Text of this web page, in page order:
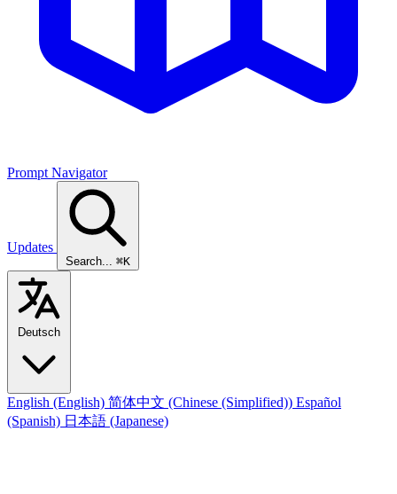
Prompt Navigator
Updates
Search... ⌘K
Deutsch
English (English) 简体中文 (Chinese (Simplified)) Español
(Spanish) 日本語 (Japanese)